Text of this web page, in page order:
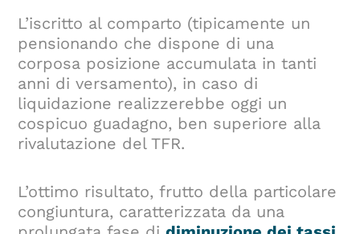
L’iscritto al comparto (tipicamente un
pensionando che dispone di una
corposa posizione accumulata in tanti
anni di versamento), in caso di
liquidazione realizzerebbe oggi un
cospicuo guadagno, ben superiore alla
rivalutazione del TFR.
L’ottimo risultato, frutto della particolare
congiuntura, caratterizzata da una